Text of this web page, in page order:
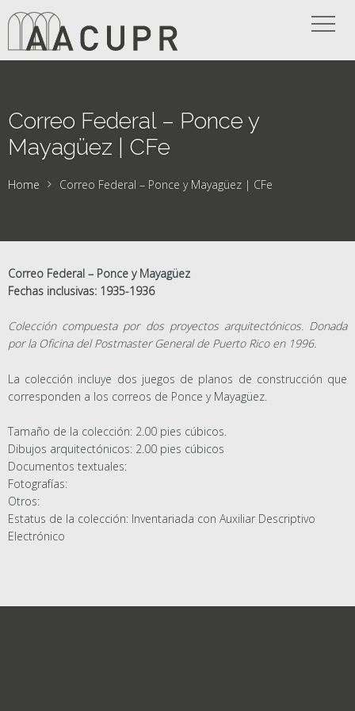
Correo Federal – Ponce y
Mayagüez | CFe
Home Correo Federal – Ponce y Mayagüez | CFe
Correo Federal – Ponce y Mayagüez
Fechas inclusivas: 1935-1936
Colección compuesta por dos proyectos arquitectónicos. Donada
por la Oficina del Postmaster General de Puerto Rico en 1996.
La colección incluye dos juegos de planos de construcción que
corresponden a los correos de Ponce y Mayagüez.
Tamaño de la colección: 2.00 pies cúbicos.
Dibujos arquitectónicos: 2.00 pies cúbicos
Documentos textuales:
Fotografías:
Otros:
Estatus de la colección: Inventariada con Auxiliar Descriptivo
Electrónico